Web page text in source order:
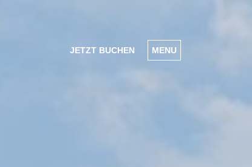
JETZT BUCHEN MENU